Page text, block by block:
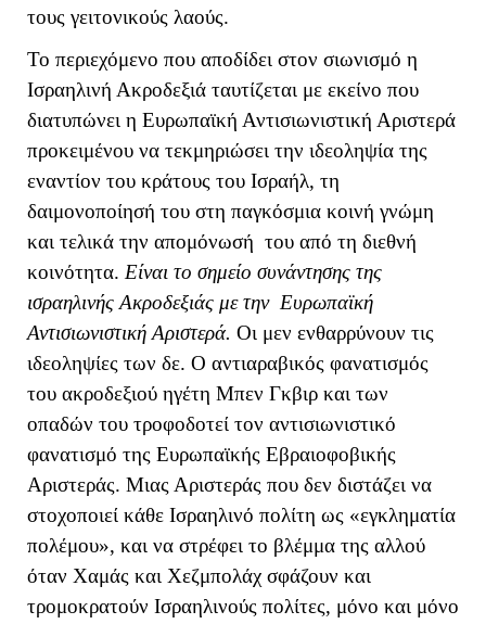
τους γειτονικούς λαούς.
Το περιεχόμενο που αποδίδει στον σιωνισμό η
Ισραηλινή Ακροδεξιά ταυτίζεται με εκείνο που
διατυπώνει η Ευρωπαϊκή Αντισιωνιστική Αριστερά
προκειμένου να τεκμηριώσει την ιδεοληψία της
εναντίον του κράτους του Ισραήλ, τη
δαιμονοποίησή του στη παγκόσμια κοινή γνώμη
και τελικά την απομόνωσή του από τη διεθνή
κοινότητα. Είναι το σημείο συνάντησης της
ισραηλινής Ακροδεξιάς με την Ευρωπαϊκή
Αντισιωνιστική Αριστερά. Οι μεν ενθαρρύνουν τις
ιδεοληψίες των δε. Ο αντιαραβικός φανατισμός
του ακροδεξιού ηγέτη Μπεν Γκβιρ και των
οπαδών του τροφοδοτεί τον αντισιωνιστικό
φανατισμό της Ευρωπαϊκής Εβραιοφοβικής
Αριστεράς. Μιας Αριστεράς που δεν διστάζει να
στοχοποιεί κάθε Ισραηλινό πολίτη ως «εγκληματία
πολέμου», και να στρέφει το βλέμμα της αλλού
όταν Χαμάς και Χεζμπολάχ σφάζουν και
τρομοκρατούν Ισραηλινούς πολίτες, μόνο και μόνο